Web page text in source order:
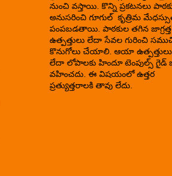
నుంచి వస్తాయి. కొన్ని ప్రకటనలు
అనుసరించి గూగుల్ కృత్రిమ
పంపబడతాయి. పాఠకుల తగిన
ఉత్పత్తులు లేదా సేవల గురించి
కొనుగోలు చేయాలి. ఆయా
లేదా లోపాలకు హిందూ టెంపుల్స్ గైడ్
వహించదు. ఈ విషయంలో ఉత్తర
ప్రత్యుత్తరాలకి తావు లేదు.